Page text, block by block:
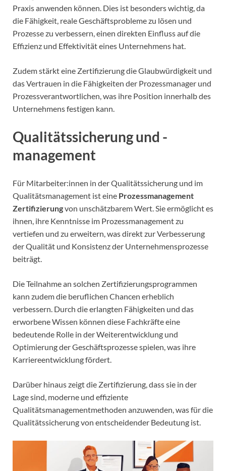
Praxis anwenden können. Dies ist besonders wichtig, da
die Fähigkeit, reale Geschäftsprobleme zu lösen und
Prozesse zu verbessern, einen direkten Einfluss auf die
Effizienz und Effektivität eines Unternehmens hat.
Zudem stärkt eine Zertifizierung die Glaubwürdigkeit und
das Vertrauen in die Fähigkeiten der Prozessmanager und
Prozessverantwortlichen, was ihre Position innerhalb des
Unternehmens festigen kann.
Qualitätssicherung und -
management
Für Mitarbeiter:innen in der Qualitätssicherung und im
Qualitätsmanagement ist eine Prozessmanagement
Zertifizierungvon unschätzbarem Wert. Sie ermöglicht es
ihnen, ihre Kenntnisse im Prozessmanagement zu
vertiefen und zu erweitern, was direkt zur Verbesserung
der Qualität und Konsistenz der Unternehmensprozesse
beiträgt.
Die Teilnahme an solchen Zertifizierungsprogrammen
kann zudem die beruflichen Chancen erheblich
verbessern. Durch die erlangten Fähigkeiten und das
erworbene Wissen können diese Fachkräfte eine
bedeutende Rolle in der Weiterentwicklung und
Optimierung der Geschäftsprozesse spielen, was ihre
Karriereentwicklung fördert.
Darüber hinaus zeigt die Zertifizierung, dass sie in der
Lage sind, moderne und effiziente
Qualitätsmanagementmethoden anzuwenden, was für die
Qualitätssicherung von entscheidender Bedeutung ist.